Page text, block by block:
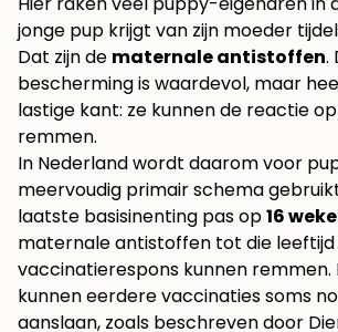
jonge pup krijgt van zijn moeder
Dat zijn de maternale antistoffen.
bescherming is waardevol, maar
lastige kant: ze kunnen de reactie
remmen.
In Nederland wordt daarom voor
meervoudig primair schema
laatste basisinenting pas op16
maternale antistoffen tot die leeftijd
vaccinatierespons kunnen remmen.
kunnen eerdere vaccinaties soms
aanslaan, zoals beschreven door